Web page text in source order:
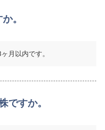
。
月以内です。
ですか。